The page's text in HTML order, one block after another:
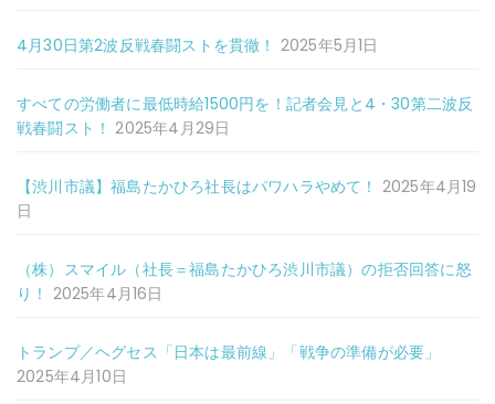
4月30日第2波反戦春闘ストを貫徹！ 2025年5月1日
すべての労働者に最低時給1500円を！記者会見と4・30第二波反
戦春闘スト！ 2025年4月29日
【渋川市議】福島たかひろ社長はパワハラやめて！ 2025年4月19
日
（株）スマイル（社長＝福島たかひろ渋川市議）の拒否回答に怒
り！ 2025年4月16日
トランプ／ヘグセス「日本は最前線」「戦争の準備が必要」
2025年4月10日